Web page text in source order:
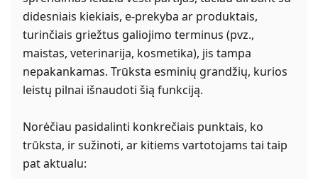
didesniais kiekiais, e-prekyba ar produktais,
turinčiais griežtus galiojimo terminus (pvz.,
maistas, veterinarija, kosmetika), jis tampa
nepakankamas. Trūksta esminių grandžių, kurios
leistų pilnai išnaudoti šią funkciją.
Norėčiau pasidalinti konkrečiais punktais, ko
trūksta, ir sužinoti, ar kitiems vartotojams tai taip
pat aktualu: